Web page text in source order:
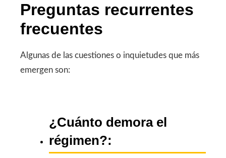
Preguntas recurrentes
frecuentes
Algunas de las cuestiones o inquietudes que más
emergen son:
¿Cuánto demora el
régimen?: